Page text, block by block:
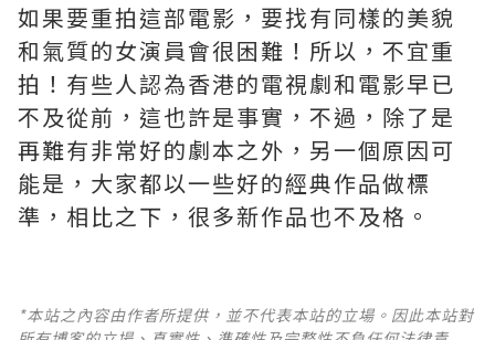
如果要重拍這部電影，要找有同樣的美貌
和氣質的女演員會很困難！所以，不宜重
拍！有些人認為香港的電視劇和電影早已
不及從前，這也許是事實，不過，除了是
再難有非常好的劇本之外，另一個原因可
能是，大家都以一些好的經典作品做標
準，相比之下，很多新作品也不及格。 ​​​
*本站之內容由作者所提供，並不代表本站的立場。因此本站對